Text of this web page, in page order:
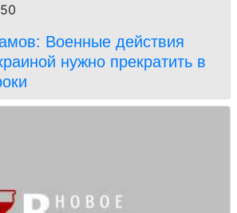
Военные действия
нужно прекратить в